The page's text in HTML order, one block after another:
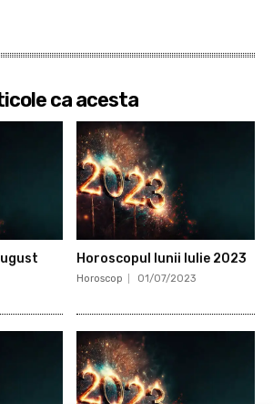
ca acesta
Horoscopul lunii Iulie 2023
Horoscop 01/07/2023